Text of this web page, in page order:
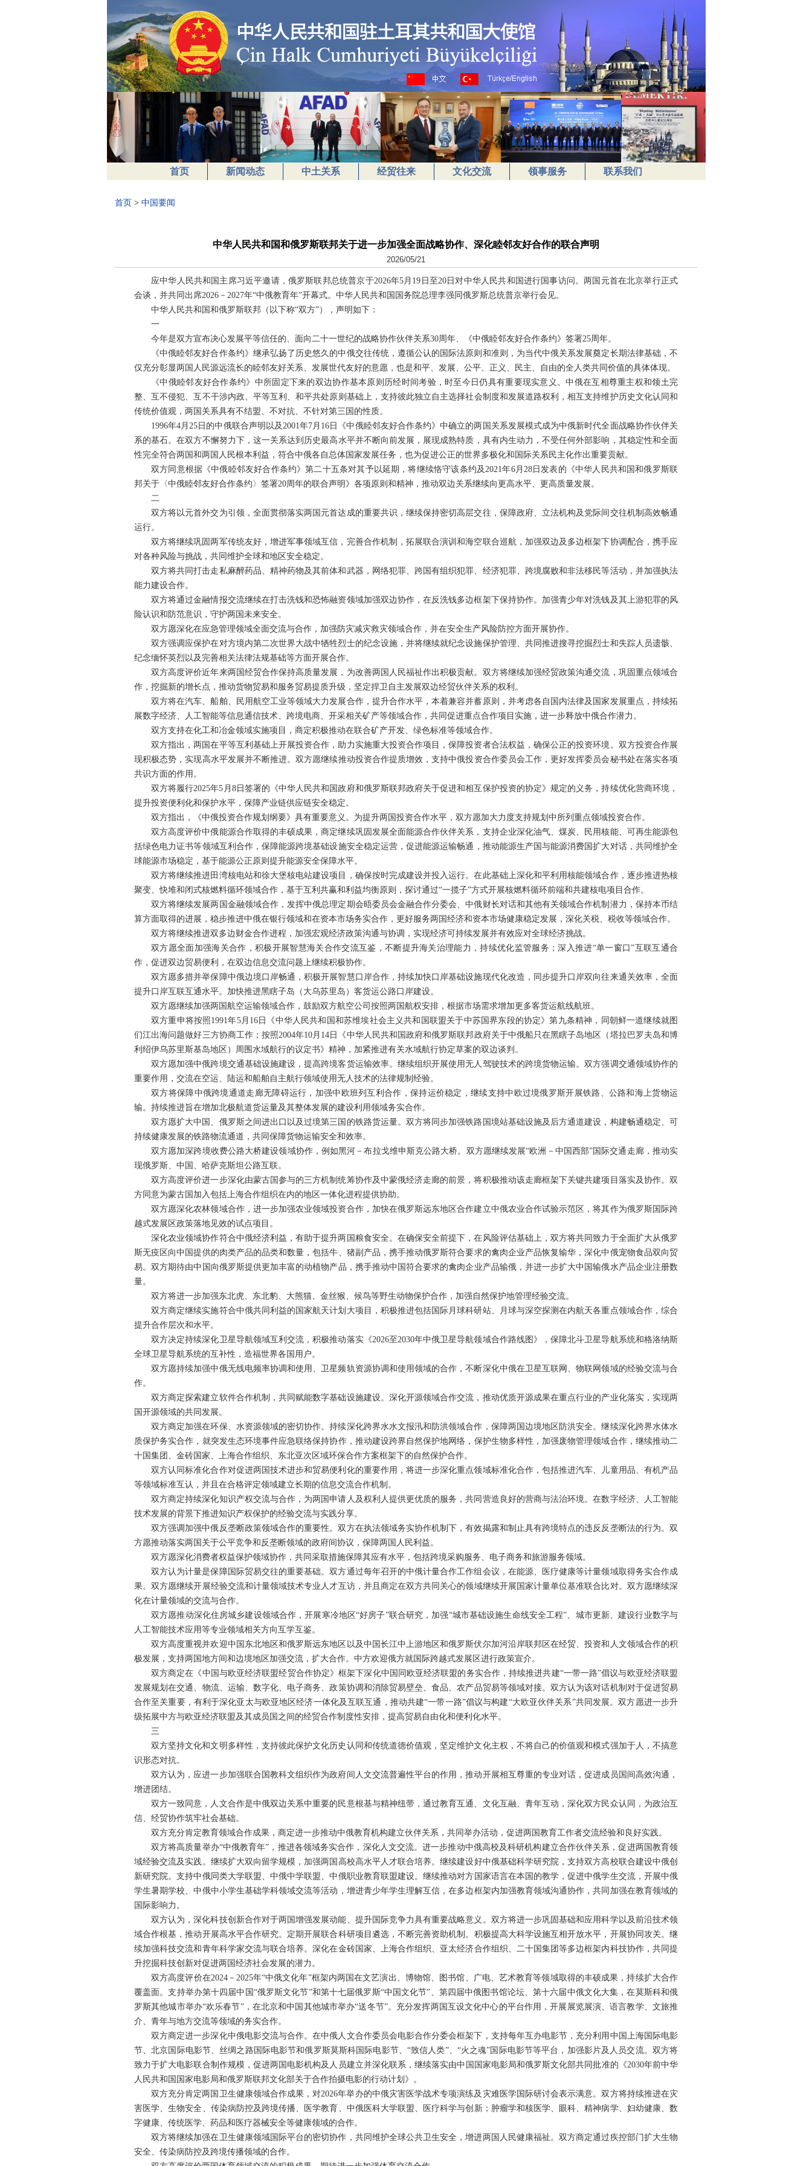
首页 新闻动态 中土关系 经贸往来 文化交流 领事服务 联系我们
首页 > 中国要闻
中华人民共和国和俄罗斯联邦关于进一步加强全面战略协作、深化睦邻友好合作的联合声明
2026/05/21
应中华人民共和国主席习近平邀请，俄罗斯联邦总统普京于2026年5月19日至20日对中华人民共和国进行国事访问。两国元首在北京举行正式
会谈，并共同出席2026－2027年“中俄教育年”开幕式。中华人民共和国国务院总理李强同俄罗斯总统普京举行会见。
中华人民共和国和俄罗斯联邦（以下称“双方”），声明如下：
一
今年是双方宣布决心发展平等信任的、面向二十一世纪的战略协作伙伴关系30周年、《中俄睦邻友好合作条约》签署25周年。
《中俄睦邻友好合作条约》继承弘扬了历史悠久的中俄交往传统，遵循公认的国际法原则和准则，为当代中俄关系发展奠定长期法律基础，不
仅充分彰显两国人民源远流长的睦邻友好关系、发展世代友好的意愿，也是和平、发展、公平、正义、民主、自由的全人类共同价值的具体体现。
《中俄睦邻友好合作条约》中所固定下来的双边协作基本原则历经时间考验，时至今日仍具有重要现实意义。中俄在互相尊重主权和领土完
整、互不侵犯、互不干涉内政、平等互利、和平共处原则基础上，支持彼此独立自主选择社会制度和发展道路权利，相互支持维护历史文化认同和
传统价值观，两国关系具有不结盟、不对抗、不针对第三国的性质。
1996年4月25日的中俄联合声明以及2001年7月16日《中俄睦邻友好合作条约》中确立的两国关系发展模式成为中俄新时代全面战略协作伙伴关
系的基石。在双方不懈努力下，这一关系达到历史最高水平并不断向前发展，展现成熟特质，具有内生动力，不受任何外部影响，其稳定性和全面
性完全符合两国和两国人民根本利益，符合中俄各自总体国家发展任务，也为促进公正的世界多极化和国际关系民主化作出重要贡献。
双方同意根据《中俄睦邻友好合作条约》第二十五条对其予以延期，将继续恪守该条约及2021年6月28日发表的《中华人民共和国和俄罗斯联
邦关于〈中俄睦邻友好合作条约〉签署20周年的联合声明》各项原则和精神，推动双边关系继续向更高水平、更高质量发展。
二
双方将以元首外交为引领，全面贯彻落实两国元首达成的重要共识，继续保持密切高层交往，保障政府、立法机构及党际间交往机制高效畅通
运行。
双方将继续巩固两军传统友好，增进军事领域互信，完善合作机制，拓展联合演训和海空联合巡航，加强双边及多边框架下协调配合，携手应
对各种风险与挑战，共同维护全球和地区安全稳定。
双方将共同打击走私麻醉药品、精神药物及其前体和武器，网络犯罪、跨国有组织犯罪、经济犯罪、跨境腐败和非法移民等活动，并加强执法
能力建设合作。
双方将通过金融情报交流继续在打击洗钱和恐怖融资领域加强双边协作，在反洗钱多边框架下保持协作。加强青少年对洗钱及其上游犯罪的风
险认识和防范意识，守护两国未来安全。
双方愿深化在应急管理领域全面交流与合作，加强防灾减灾救灾领域合作，并在安全生产风险防控方面开展协作。
双方强调应保护在对方境内第二次世界大战中牺牲烈士的纪念设施，并将继续就纪念设施保护管理、共同推进搜寻挖掘烈士和失踪人员遗骸、
纪念缅怀英烈以及完善相关法律法规基础等方面开展合作。
双方高度评价近年来两国经贸合作保持高质量发展，为改善两国人民福祉作出积极贡献。双方将继续加强经贸政策沟通交流，巩固重点领域合
作，挖掘新的增长点，推动货物贸易和服务贸易提质升级，坚定捍卫自主发展双边经贸伙伴关系的权利。
双方将在汽车、船舶、民用航空工业等领域大力发展合作，提升合作水平，本着兼容并蓄原则，并考虑各自国内法律及国家发展重点，持续拓
展数字经济、人工智能等信息通信技术、跨境电商、开采相关矿产等领域合作，共同促进重点合作项目实施，进一步释放中俄合作潜力。
双方支持在化工和冶金领域实施项目，商定积极推动在联合矿产开发、绿色标准等领域合作。
双方指出，两国在平等互利基础上开展投资合作，助力实施重大投资合作项目，保障投资者合法权益，确保公正的投资环境。双方投资合作展
现积极态势，实现高水平发展并不断推进。双方愿继续推动投资合作提质增效，支持中俄投资合作委员会工作，更好发挥委员会秘书处在落实各项
共识方面的作用。
双方将履行2025年5月8日签署的《中华人民共和国政府和俄罗斯联邦政府关于促进和相互保护投资的协定》规定的义务，持续优化营商环境，
提升投资便利化和保护水平，保障产业链供应链安全稳定。
双方指出，《中俄投资合作规划纲要》具有重要意义。为提升两国投资合作水平，双方愿加大力度支持规划中所列重点领域投资合作。
双方高度评价中俄能源合作取得的丰硕成果，商定继续巩固发展全面能源合作伙伴关系，支持企业深化油气、煤炭、民用核能、可再生能源包
括绿色电力证书等领域互利合作，保障能源跨境基础设施安全稳定运营，促进能源运输畅通，推动能源生产国与能源消费国扩大对话，共同维护全
球能源市场稳定，基于能源公正原则提升能源安全保障水平。
双方将继续推进田湾核电站和徐大堡核电站建设项目，确保按时完成建设并投入运行。在此基础上深化和平利用核能领域合作，逐步推进热核
聚变、快堆和闭式核燃料循环领域合作，基于互利共赢和利益均衡原则，探讨通过“一揽子”方式开展核燃料循环前端和共建核电项目合作。
双方将继续发展两国金融领域合作，发挥中俄总理定期会晤委员会金融合作分委会、中俄财长对话和其他有关领域合作机制潜力，保持本币结
算方面取得的进展，稳步推进中俄在银行领域和在资本市场务实合作，更好服务两国经济和资本市场健康稳定发展，深化关税、税收等领域合作。
双方将继续推进双多边财金合作进程，加强宏观经济政策沟通与协调，实现经济可持续发展并有效应对全球经济挑战。
双方愿全面加强海关合作，积极开展智慧海关合作交流互鉴，不断提升海关治理能力，持续优化监管服务；深入推进“单一窗口”互联互通合
作，促进双边贸易便利，在双边信息交流问题上继续积极协作。
双方愿多措并举保障中俄边境口岸畅通，积极开展智慧口岸合作，持续加快口岸基础设施现代化改造，同步提升口岸双向往来通关效率，全面
提升口岸互联互通水平。加快推进黑瞎子岛（大乌苏里岛）客货运公路口岸建设。
双方愿继续加强两国航空运输领域合作，鼓励双方航空公司按照两国航权安排，根据市场需求增加更多客货运航线航班。
双方重申将按照1991年5月16日《中华人民共和国和苏维埃社会主义共和国联盟关于中苏国界东段的协定》第九条精神，同朝鲜一道继续就图
们江出海问题做好三方协商工作；按照2004年10月14日《中华人民共和国政府和俄罗斯联邦政府关于中俄船只在黑瞎子岛地区（塔拉巴罗夫岛和博
利绍伊乌苏里斯基岛地区）周围水域航行的议定书》精神，加紧推进有关水域航行协定草案的双边谈判。
双方愿加强中俄跨境交通基础设施建设，提高跨境客货运输效率。继续组织开展使用无人驾驶技术的跨境货物运输。双方强调交通领域协作的
重要作用，交流在空运、陆运和船舶自主航行领域使用无人技术的法律规制经验。
双方将保障中俄跨境通道走廊无障碍运行，加强中欧班列互利合作，保持运价稳定，继续支持中欧过境俄罗斯开展铁路、公路和海上货物运
输。持续推进旨在增加北极航道货运量及其整体发展的建设利用领域务实合作。
双方愿扩大中国、俄罗斯之间进出口以及过境第三国的铁路货运量。双方将同步加强铁路国境站基础设施及后方通道建设，构建畅通稳定、可
持续健康发展的铁路物流通道，共同保障货物运输安全和效率。
双方愿加深跨境收费公路大桥建设领域协作，例如黑河－布拉戈维申斯克公路大桥。双方愿继续发展“欧洲－中国西部”国际交通走廊，推动实
现俄罗斯、中国、哈萨克斯坦公路互联。
双方高度评价进一步深化由蒙古国参与的三方机制统筹协作及中蒙俄经济走廊的前景，将积极推动该走廊框架下关键共建项目落实及协作。双
方同意为蒙古国加入包括上海合作组织在内的地区一体化进程提供协助。
双方愿深化农林领域合作，进一步加强农业领域投资合作，加快在俄罗斯远东地区合作建立中俄农业合作试验示范区，将其作为俄罗斯国际跨
越式发展区政策落地见效的试点项目。
深化农业领域协作符合中俄经济利益，有助于提升两国粮食安全。在确保安全前提下，在风险评估基础上，双方将共同致力于全面扩大从俄罗
斯无疫区向中国提供的肉类产品的品类和数量，包括牛、猪副产品，携手推动俄罗斯符合要求的禽肉企业产品恢复输华，深化中俄宠物食品双向贸
易。双方期待由中国向俄罗斯提供更加丰富的动植物产品，携手推动中国符合要求的禽肉企业产品输俄，并进一步扩大中国输俄水产品企业注册数
量。
双方将进一步加强东北虎、东北豹、大熊猫、金丝猴、候鸟等野生动物保护合作，加强自然保护地管理经验交流。
双方商定继续实施符合中俄共同利益的国家航天计划大项目，积极推进包括国际月球科研站、月球与深空探测在内航天各重点领域合作，综合
提升合作层次和水平。
双方决定持续深化卫星导航领域互利交流，积极推动落实《2026至2030年中俄卫星导航领域合作路线图》，保障北斗卫星导航系统和格洛纳斯
全球卫星导航系统的互补性，造福世界各国用户。
双方愿持续加强中俄无线电频率协调和使用、卫星频轨资源协调和使用领域的合作，不断深化中俄在卫星互联网、物联网领域的经验交流与合
作。
双方商定探索建立软件合作机制，共同赋能数字基础设施建设。深化开源领域合作交流，推动优质开源成果在重点行业的产业化落实，实现两
国开源领域的共同发展。
双方商定加强在环保、水资源领域的密切协作。持续深化跨界水水文报汛和防洪领域合作，保障两国边境地区防洪安全。继续深化跨界水体水
质保护务实合作，就突发生态环境事件应急联络保持协作，推动建设跨界自然保护地网络，保护生物多样性，加强废物管理领域合作，继续推动二
十国集团、金砖国家、上海合作组织、东北亚次区域环保合作方案框架下的自然保护合作。
双方认同标准化合作对促进两国技术进步和贸易便利化的重要作用，将进一步深化重点领域标准化合作，包括推进汽车、儿童用品、有机产品
等领域标准互认，并且在合格评定领域建立长期的信息交流合作机制。
双方商定持续深化知识产权交流与合作，为两国申请人及权利人提供更优质的服务，共同营造良好的营商与法治环境。在数字经济、人工智能
技术发展的背景下推进知识产权保护的经验交流与实践分享。
双方强调加强中俄反垄断政策领域合作的重要性。双方在执法领域务实协作机制下，有效揭露和制止具有跨境特点的违反反垄断法的行为。双
方愿推动落实两国关于公平竞争和反垄断领域的政府间协议，保障两国人民利益。
双方愿深化消费者权益保护领域协作，共同采取措施保障其应有水平，包括跨境采购服务、电子商务和旅游服务领域。
双方认为计量是保障国际贸易交往的重要基础。双方通过每年召开的中俄计量合作工作组会议，在能源、医疗健康等计量领域取得务实合作成
果。双方愿继续开展经验交流和计量领域技术专业人才互访，并且商定在双方共同关心的领域继续开展国家计量单位基准联合比对。双方愿继续深
化在计量领域的交流与合作。
双方愿推动深化住房城乡建设领域合作，开展寒冷地区“好房子”联合研究，加强“城市基础设施生命线安全工程”、城市更新、建设行业数字与
人工智能技术应用等专业领域相关方向互学互鉴。
双方高度重视并欢迎中国东北地区和俄罗斯远东地区以及中国长江中上游地区和俄罗斯伏尔加河沿岸联邦区在经贸、投资和人文领域合作的积
极发展，支持两国地方间和边境地区加强交流，扩大合作。中方欢迎俄方就国际跨越式发展区进行政策宣介。
双方商定在《中国与欧亚经济联盟经贸合作协定》框架下深化中国同欧亚经济联盟的务实合作，持续推进共建“一带一路”倡议与欧亚经济联盟
发展规划在交通、物流、运输、数字化、电子商务、政策协调和消除贸易壁垒、食品、农产品贸易等领域对接。双方认为该对话机制对于促进贸易
合作至关重要，有利于深化亚太与欧亚地区经济一体化及互联互通，推动共建“一带一路”倡议与构建“大欧亚伙伴关系”共同发展。双方愿进一步升
级拓展中方与欧亚经济联盟及其成员国之间的经贸合作制度性安排，提高贸易自由化和便利化水平。
三
双方坚持文化和文明多样性，支持彼此保护文化历史认同和传统道德价值观，坚定维护文化主权，不将自己的价值观和模式强加于人，不搞意
识形态对抗。
双方认为，应进一步加强联合国教科文组织作为政府间人文交流普遍性平台的作用，推动开展相互尊重的专业对话，促进成员国间高效沟通，
增进团结。
双方一致同意，人文合作是中俄双边关系中重要的民意根基与精神纽带，通过教育互通、文化互融、青年互动，深化双方民众认同，为政治互
信、经贸协作筑牢社会基础。
双方充分肯定教育领域合作成果，商定进一步推动中俄教育机构建立伙伴关系，共同举办活动，促进两国教育工作者交流经验和良好实践。
双方将高质量举办“中俄教育年”，推进各领域务实合作，深化人文交流。进一步推动中俄高校及科研机构建立合作伙伴关系，促进两国教育领
域经验交流及实践。继续扩大双向留学规模，加强两国高校高水平人才联合培养。继续建设好中俄基础科学研究院，支持双方高校联合建设中俄创
新研究院。支持中俄同类大学联盟、中俄中学联盟、中俄职业教育联盟建设。继续推动对方国家语言在本国的教学，促进中俄学生交流，开展中俄
学生暑期学校、中俄中小学生基础学科领域交流等活动，增进青少年学生理解互信，在多边框架内加强教育领域沟通协作，共同加强在教育领域的
国际影响力。
双方认为，深化科技创新合作对于两国增强发展动能、提升国际竞争力具有重要战略意义。双方将进一步巩固基础和应用科学以及前沿技术领
域合作根基，推动开展高水平合作研究。定期开展联合科研项目遴选，不断完善资助机制。积极提高大科学设施互相开放水平，开展协同攻关。继
续加强科技交流和青年科学家交流与联合培养。深化在金砖国家、上海合作组织、亚太经济合作组织、二十国集团等多边框架内科技协作，共同提
升挖掘科技创新对促进两国经济社会发展的潜力。
双方高度评价在2024－2025年“中俄文化年”框架内两国在文艺演出、博物馆、图书馆、广电、艺术教育等领域取得的丰硕成果，持续扩大合作
覆盖面。支持举办第十四届中国“俄罗斯文化节”和第十七届俄罗斯“中国文化节”、第四届中俄图书馆论坛、第十六届中俄文化大集，在莫斯科和俄
罗斯其他城市举办“欢乐春节”，在北京和中国其他城市举办“送冬节”。充分发挥两国互设文化中心的平台作用，开展展览展演、语言教学、文旅推
介、青年与地方交流等领域的务实合作。
双方商定进一步深化中俄电影交流与合作。在中俄人文合作委员会电影合作分委会框架下，支持每年互办电影节，充分利用中国上海国际电影
节、北京国际电影节、丝绸之路国际电影节和俄罗斯莫斯科国际电影节、“致信人类”、“火之魂”国际电影节等平台，加强影片及人员交流。双方将
致力于扩大电影联合制作规模，促进两国电影机构及人员建立并深化联系，继续落实由中国国家电影局和俄罗斯文化部共同批准的《2030年前中华
人民共和国国家电影局和俄罗斯联邦文化部关于合作拍摄电影的行动计划》。
双方充分肯定两国卫生健康领域合作成果，对2026年举办的中俄灾害医学战术专项演练及灾难医学国际研讨会表示满意。双方将持续推进在灾
害医学、生物安全、传染病防控及跨境传播、医学教育、中俄医科大学联盟、医疗科学与创新；肿瘤学和核医学、眼科、精神病学、妇幼健康、数
字健康、传统医学、药品和医疗器械安全等健康领域的合作。
双方将继续加强在卫生健康领域国际平台的密切协作，共同维护全球公共卫生安全，增进两国人民健康福祉。双方商定通过疾控部门扩大生物
安全、传染病防控及跨境传播领域的合作。